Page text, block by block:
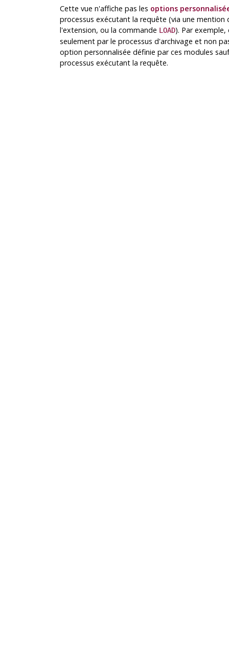
Cette vue n'affiche pas les options
processus exécutant la requête (via une mention
l'extension, ou la commande LOAD). Par
seulement par le processus d'archivage et non
option personnalisée définie par ces modules
processus exécutant la requête.